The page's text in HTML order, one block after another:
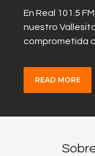
En Real 101.5
nuestro
comprometida
READ MORE